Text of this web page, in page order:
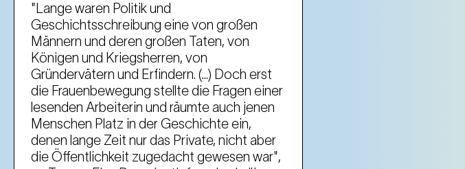
"Lange waren Politik und
Geschichtsschreibung eine von großen
Männern und deren großen Taten, von
Königen und Kriegsherren, von
Gründervätern und Erfindern. (...) Doch erst
die Frauenbewegung stellte die Fragen einer
lesenden Arbeiterin und räumte auch jenen
Menschen Platz in der Geschichte ein,
denen lange Zeit nur das Private, nicht aber
die Öffentlichkeit zugedacht gewesen war",